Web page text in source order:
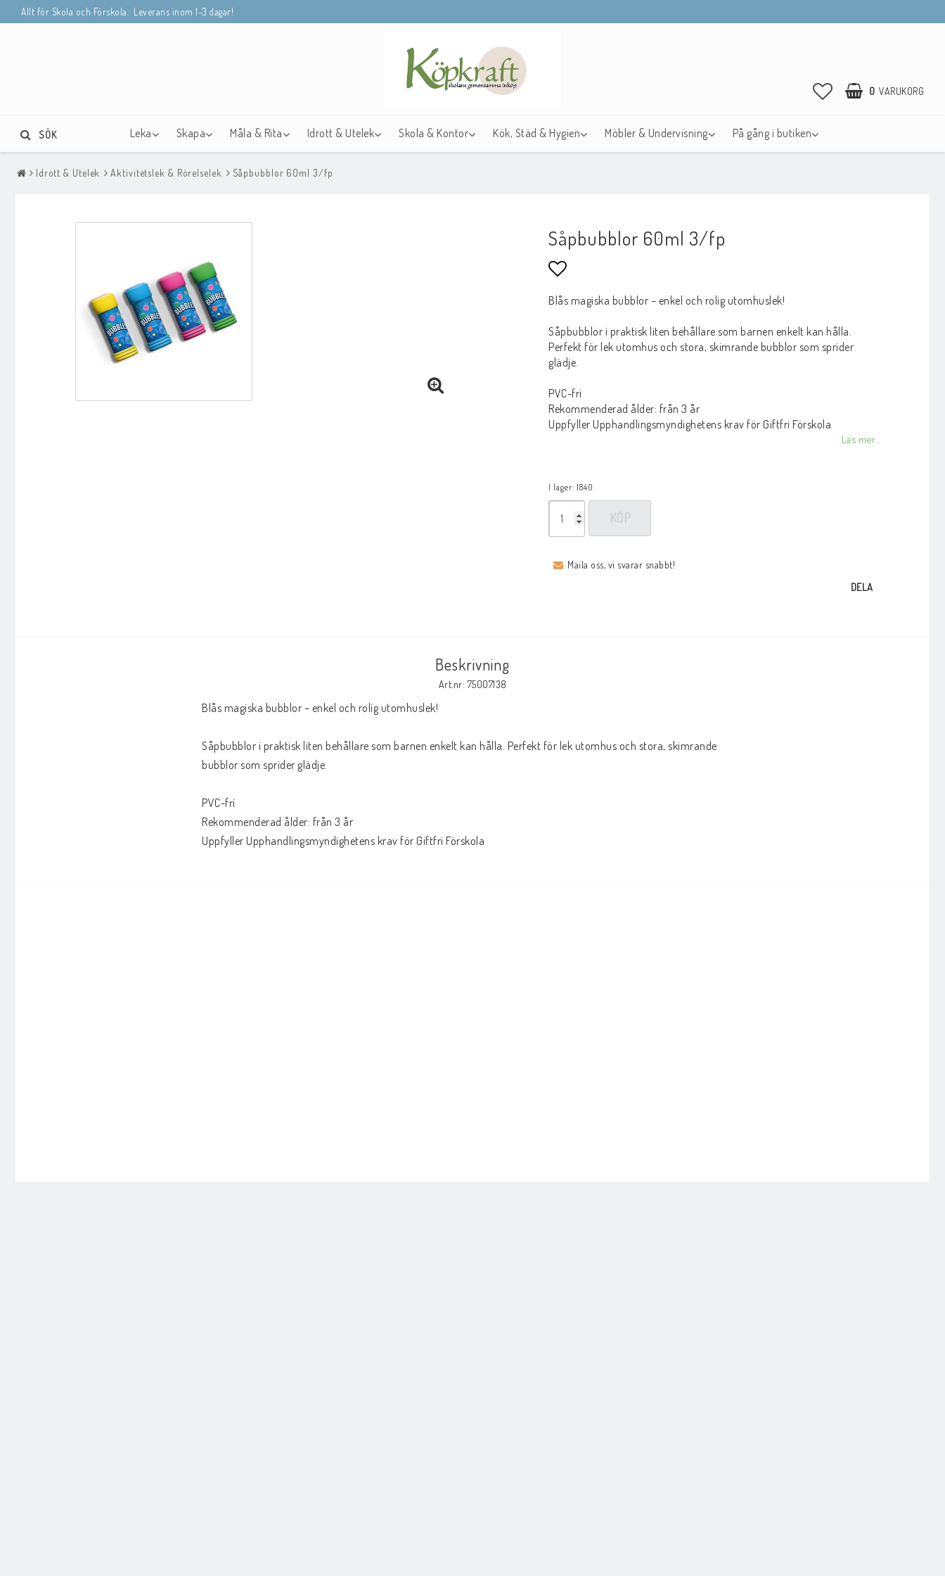
Allt för Skola och Förskola. Leverans inom 1-3 dagar!
0 VARUKORG
Leka Skapa Måla & Rita Idrott & Utelek Skola & Kontor Kök, Städ & Hygien Möbler & Undervisning På gång i butiken
SÖK
Idrott & Utelek Aktivitetslek & Rörelselek Såpbubblor 60ml 3/fp
Såpbubblor 60ml 3/fp
Lägg till i favoritlistan
Blås magiska bubblor – enkel och rolig utomhuslek!
Såpbubblor i praktisk liten behållare som barnen enkelt kan hålla.
Perfekt för lek utomhus och stora, skimrande bubblor som sprider
glädje.
PVC-fri
Rekommenderad ålder: från 3 år
Uppfyller Upphandlingsmyndighetens krav för Giftfri Förskola
Läs mer...
I lager: 1840
KÖP
Maila oss, vi svarar snabbt!
DELA
Beskrivning
Art.nr: 75007138
Blås magiska bubblor – enkel och rolig utomhuslek!
Såpbubblor i praktisk liten behållare som barnen enkelt kan hålla. Perfekt för lek utomhus och stora, skimrande
bubblor som sprider glädje.
PVC-fri
Rekommenderad ålder: från 3 år
Uppfyller Upphandlingsmyndighetens krav för Giftfri Förskola